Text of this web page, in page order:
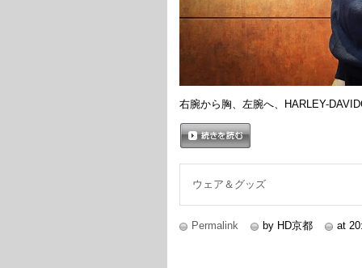
右腕から胸、左腕へ、HARLEY-
ウェア＆グッズ
Permalink by HD京都 at